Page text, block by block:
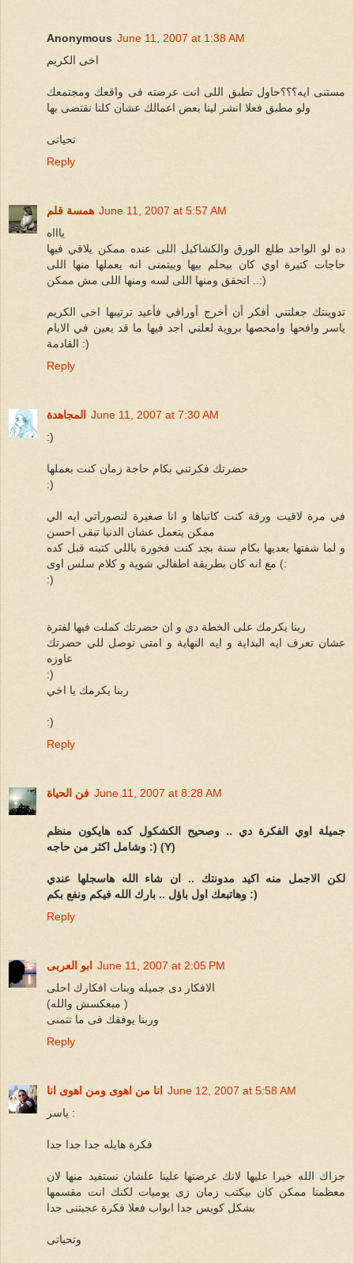
Anonymous June 11, 2007 at 1:38 AM
اخى الكريم
مستنى ايه؟؟؟حاول تطبق اللى انت عرضته فى واقعك ومجتمعك
ولو مطبق فعلا انشر لينا بعض اعمالك عشان كلنا نقتضى بها
تحياتى
Reply
همسة قلم June 11, 2007 at 5:57 AM
ياااه
ده لو الواحد طلع الورق والكشاكيل اللى عنده ممكن يلاقي فيها
حاجات كتيرة اوي كان بيحلم بيها وبيتمنى انه يعملها منها اللى
اتحقق ومنها اللى لسه ومنها اللى مش ممكن ..:)
تدوينتك جعلتني أفكر أن أخرج أوراقي فأعيد ترتيبها اخى الكريم
ياسر وافحها وامحصها بروية لعلني اجد فيها ما قد يعين في الايام
القادمة :)
Reply
المجاهدة
June 11, 2007 at 7:30 AM
:)
حضرتك فكرتني بكام حاجة زمان كنت بعملها
:)
في مرة لاقيت ورقة كنت كاتباها و انا صغيرة لتصوراتي ايه الي
ممكن يتعمل عشان الدنيا تبقى احسن
و لما شفتها بعديها بكام سنة بجد كنت فخورة باللي كتبته قبل كده
:) مع انه كان بطريقة اطفالي شوية و كلام سلس اوى
:)
ربنا يكرمك على الخطة دي و ان حضرتك كملت فيها لفترة
عشان تعرف ايه البداية و ايه النهاية و امتى توصل للي حضرتك
عاوزه
:)
ربنا يكرمك يا اخي
:)
Reply
فن الحياة June 11, 2007 at 8:28 AM
جميلة اوي الفكرة دي .. وصحيح الكشكول كده هايكون منظم
وشامل اكثر من حاجه :) (Y)
لكن الاجمل منه اكيد مدونتك .. ان شاء الله هاسجلها عندي
وهاتبعك اول باؤل .. بارك الله فيكم ونفع بكم :)
Reply
ابو العربى
June 11, 2007 at 2:05 PM
الافكار دى جميله وبنات افكارك احلى
(مبعكسش والله )
وربنا يوفقك فى ما تتمنى
Reply
انا من اهوى ومن اهوى انا
June 12, 2007 at 5:58 AM
ياسر :
فكرة هايله جدا جدا جدا
جزاك الله خيرا عليها لانك عرضتها علينا علشان نستفيد منها لان
معظمنا ممكن كان بيكتب زمان زى يوميات لكنك انت مقسمها
بشكل كويس جدا ابواب فعلا فكرة عجبتنى جدا
وتحياتى